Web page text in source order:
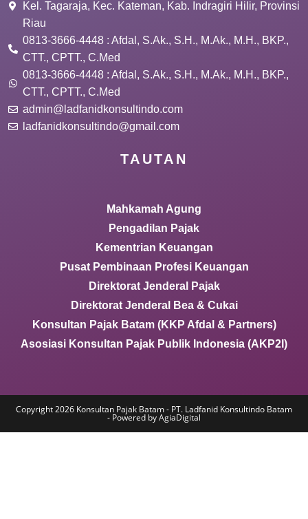
Kel. Tagaraja, Kec. Kateman, Kab. Indragiri Hilir, Provinsi
Riau
0813-3666-4448 : Afdal, S.Ak., S.H., M.Ak., M.H., BKP.,
CTT., CPTT., C.Med
0813-3666-4448 : Afdal, S.Ak., S.H., M.Ak., M.H., BKP.,
CTT., CPTT., C.Med
admin@ladfanidkonsultindo.com
ladfanidkonsultindo@gmail.com
TAUTAN
Mahkamah Agung
Pengadilan Pajak
Kementrian Keuangan
Pusat Pembinaan Profesi Keuangan
Direktorat Jenderal Pajak
Direktorat Jenderal Bea & Cukai
Konsultan Pajak Batam (KKP Afdal & Partners)
Asosiasi Konsultan Pajak Publik Indonesia (AKP2I)
Copyright 2026 Konsultan Pajak Batam - PT. Ladfanid Konsultindo Batam
- Powered by AgiaDigital